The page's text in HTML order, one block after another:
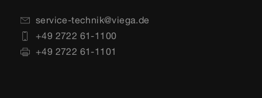
service-technik@viega.de
+49 2722 61-1100
+49 2722 61-1101